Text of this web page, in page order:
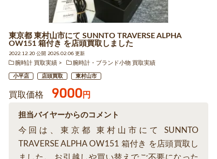
東京都 東村山市にて SUNNTO TRAVERSE ALPHA
OW151 箱付き を店頭買取しました
2022.12.20 公開 2025.02.06 更新
腕時計 買取実績
腕時計・ブランド小物 買取実績
小平店 店頭買取 東村山市
買取価格 9000円
担当バイヤーからのコメント
今回は、東京都 東村山市にて SUNNTO
TRAVERSE ALPHA OW151 箱付き を店頭買取し